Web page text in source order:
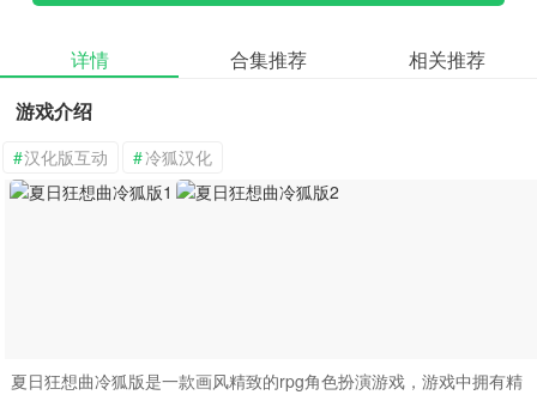
详情 合集推荐
相关推荐
游戏介绍
#汉化版互动 #冷狐汉化
夏日狂想曲冷狐版是一款画风精致的rpg角色扮演游戏，游戏中拥有精